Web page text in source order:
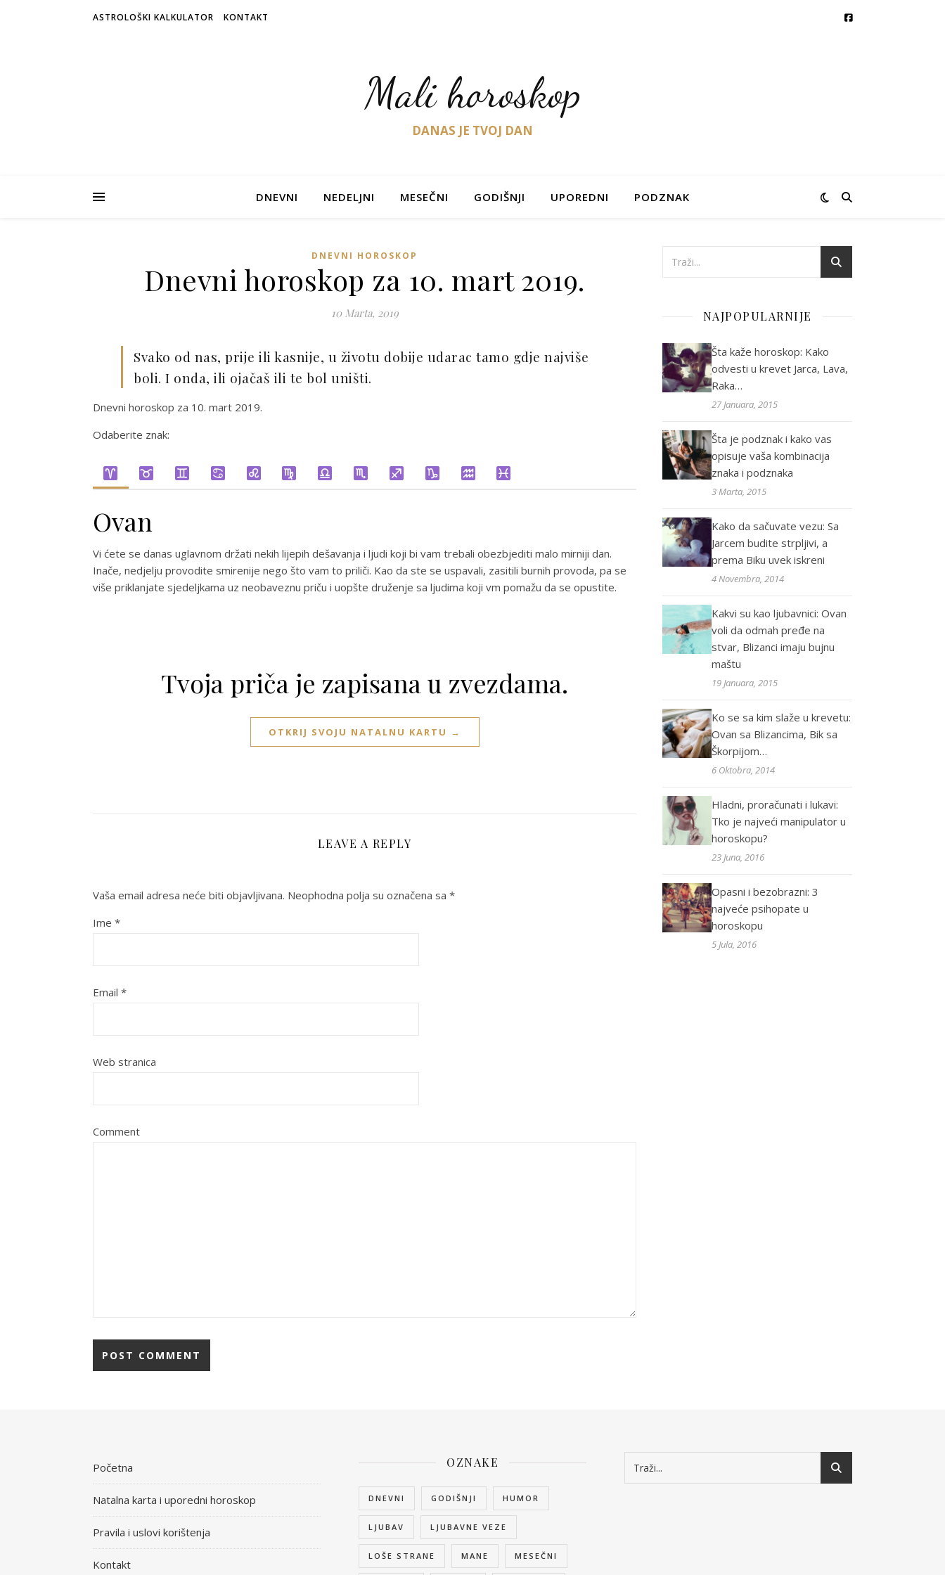
ASTROLOŠKI KALKULATOR KONTAKT
Mali horoskop
DANAS JE TVOJ DAN
DNEVNI NEDELJNI MESEČNI GODIŠNJI UPOREDNI PODZNAK
DNEVNI HOROSKOP
Dnevni horoskop za 10. mart 2019.
10 Marta, 2019
Svako od nas, prije ili kasnije, u životu dobije udarac tamo gdje najviše
boli. I onda, ili ojačaš ili te bol uništi.
Dnevni horoskop za 10. mart 2019.
Odaberite znak:
Ovan
Vi ćete se danas uglavnom držati nekih lijepih dešavanja i ljudi koji bi vam trebali obezbjediti malo mirniji dan.
Inače, nedjelju provodite smirenije nego što vam to priliči. Kao da ste se uspavali, zasitili burnih provoda, pa se
više priklanjate sjedeljkama uz neobaveznu priču i uopšte druženje sa ljudima koji vm pomažu da se opustite.
Tvoja priča je zapisana u zvezdama.
OTKRIJ SVOJU NATALNU KARTU →
LEAVE A REPLY
Vaša email adresa neće biti objavljivana. Neophodna polja su označena sa *
Ime *
Email *
Web stranica
Comment
NAJPOPULARNIJE
Šta kaže horoskop: Kako
odvesti u krevet Jarca, Lava,
Raka…
27 Januara, 2015
Šta je podznak i kako vas
opisuje vaša kombinacija
znaka i podznaka
3 Marta, 2015
Kako da sačuvate vezu: Sa
Jarcem budite strpljivi, a
prema Biku uvek iskreni
4 Novembra, 2014
Kakvi su kao ljubavnici: Ovan
voli da odmah pređe na
stvar, Blizanci imaju bujnu
maštu
19 Januara, 2015
Ko se sa kim slaže u krevetu:
Ovan sa Blizancima, Bik sa
Škorpijom…
6 Oktobra, 2014
Hladni, proračunati i lukavi:
Tko je najveći manipulator u
horoskopu?
23 Juna, 2016
Opasni i bezobrazni: 3
najveće psihopate u
horoskopu
5 Jula, 2016
Početna
Natalna karta i uporedni horoskop
Pravila i uslovi korištenja
Kontakt
OZNAKE
DNEVNI GODIŠNJI HUMOR
LJUBAV LJUBAVNE VEZE
LOŠE STRANE MANE MESEČNI